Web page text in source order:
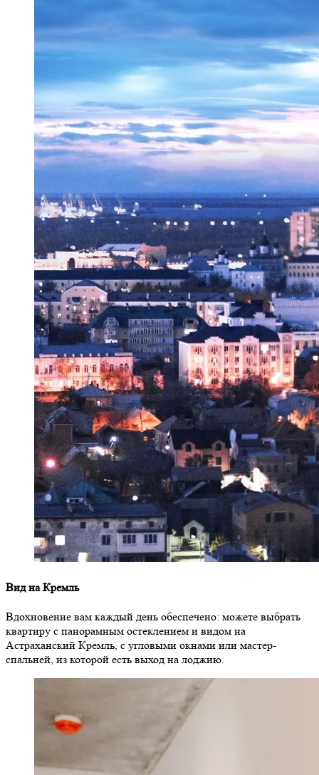
Вид на Кремль
Вдохновение вам каждый день обеспечено: можете выбрать
квартиру с панорамным остеклением и видом на
Астраханский Кремль, с угловыми окнами или мастер-
спальней, из которой есть выход на лоджию.